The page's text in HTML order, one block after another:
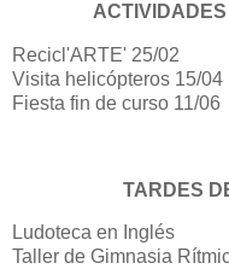
Recicl'ARTE' 25/02
Visita helicópteros 15/04
Fiesta fin de curso 11/06
TARDES
Ludoteca en Inglés
Taller de Gimnasia